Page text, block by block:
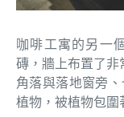
咖啡工寓的另一
磚，牆上布置了非
角落與落地窗旁
植物，被植物包圍